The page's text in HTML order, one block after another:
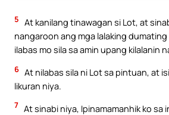
5 At kanilang tinawagan si Lot, at
nangaroon ang mga lalaking
ilabas mo sila sa amin upang kilalanin
6 At nilabas sila ni Lot sa pintuan, at
likuran niya.
7 At sinabi niya, Ipinamamanhik ko sa